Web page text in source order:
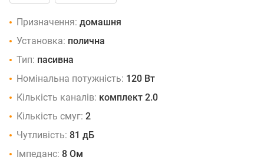
Призначення: домашня
Установка: полична
Тип: пасивна
Номінальна потужність: 120 Вт
Кількість каналів: комплект 2.0
Кількість смуг: 2
Чутливість: 81 дБ
Імпеданс: 8 Ом